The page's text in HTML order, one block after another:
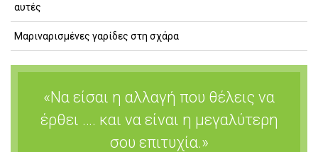
αυτές
Μαριναρισμένες γαρίδες στη σχάρα
«Να είσαι η αλλαγή που θέλεις να
έρθει …. και να είναι η μεγαλύτερη
σου επιτυχία.»